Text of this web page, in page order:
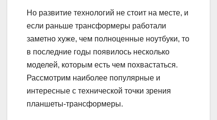
Но развитие технологий не стоит на месте, и
если раньше трансформеры работали
заметно хуже, чем полноценные ноутбуки, то
в последние годы появилось несколько
моделей, которым есть чем похвастаться.
Рассмотрим наиболее популярные и
интересные с технической точки зрения
планшеты-трансформеры.